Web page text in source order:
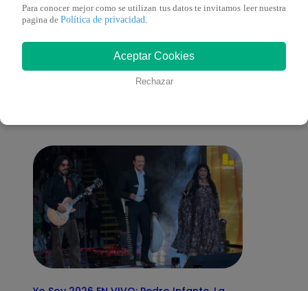
También te puede
Para conocer mejor como se utilizan tus datos te invitamos leer nuestra
pagina de Política de privacidad.
Aceptar Cookies
Rechazar